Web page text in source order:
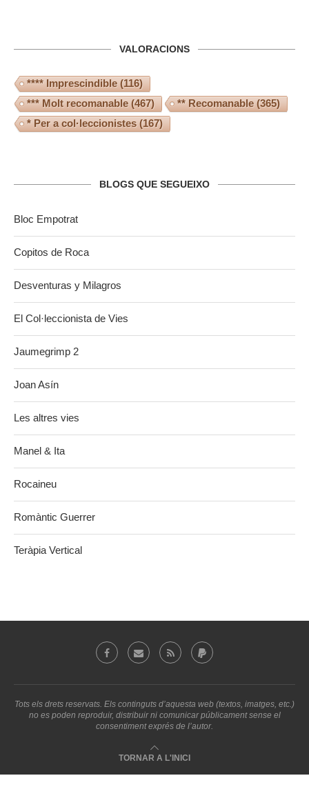
VALORACIONS
**** Imprescindible(116)
*** Molt recomanable(467) ** Recomanable(365)
* Per a col·leccionistes (167)
BLOGS QUE SEGUEIXO
Bloc Empotrat
Copitos de Roca
Desventuras y Milagros
El Col·leccionista de Vies
Jaumegrimp 2
Joan Asín
Les altres vies
Manel & Ita
Rocaineu
Romàntic Guerrer
Teràpia Vertical
Tots els drets reservats. Els continguts d’aquesta web (textos, imatges, etc.)
no es poden reproduir, distribuir ni comunicar públicament sense el
consentiment exprés de l’autor.
TORNAR A L'INICI